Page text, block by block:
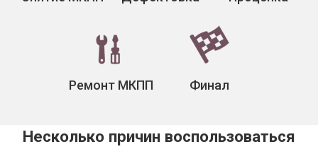
Ремонт МКПП Финал
Несколько причин воспользоваться